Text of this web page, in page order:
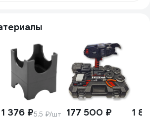
1 376 ₽5.5 ₽/шт 177 500 ₽ 1